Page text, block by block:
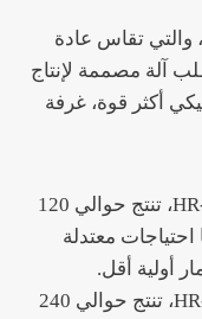
والتي تقاس عادة
آلة مصممة لإنتاج
أكثر قوة، غرفة
آلة ذات سعة أصغر (مثل HR-KZ-120، تنتج حوالي 120
معتدلة
أولية أقل.
آلة ذات سعة أعلى (مثل HR-KZ-240، تنتج حوالي 240